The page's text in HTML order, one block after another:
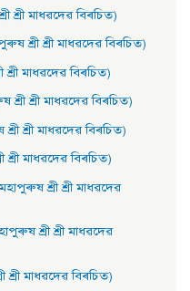
শ্ৰী মাধৱদেৱ বিৰচিত)
শ্ৰী শ্ৰী মাধৱদেৱ বিৰচিত)
মাধৱদেৱ বিৰচিত)
শ্ৰী মাধৱদেৱ বিৰচিত)
শ্ৰী মাধৱদেৱ বিৰচিত)
মাধৱদেৱ বিৰচিত)
শ্ৰী শ্ৰী মাধৱদেৱ
শ্ৰী শ্ৰী মাধৱদেৱ
শ্ৰী মাধৱদেৱ বিৰচিত)